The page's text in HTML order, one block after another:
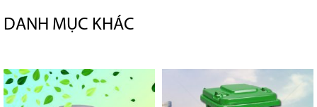
DANH MỤC KHÁC